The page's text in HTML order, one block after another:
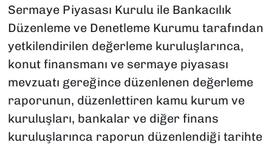
Sermaye Piyasası Kurulu ile Bankacılık
Düzenleme ve Denetleme Kurumu tarafından
yetkilendirilen değerleme kuruluşlarınca,
konut finansmanı ve sermaye piyasası
mevzuatı gereğince düzenlenen değerleme
raporunun, düzenlettiren kamu kurum ve
kuruluşları, bankalar ve diğer finans
kuruluşlarınca raporun düzenlendiği tarihte